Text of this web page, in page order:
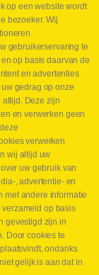
op een website wordt
bezoeker. Wij
gebruikerservaring te
op basis daarvan de
en advertenties
gedrag op onze
altijd. Deze zijn
en verwerken geen
verwerken
wij altijd uw
uw gebruik van
, advertentie- en
met andere informatie
op basis
gevestigd zijn in
Door cookies te
ondanks
gelijk is aan dat in